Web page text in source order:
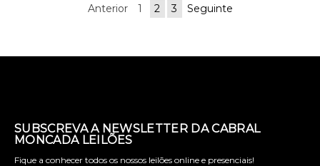
Anterior 1 2 3 Seguinte
SUBSCREVA A NEWSLETTER DA CABRAL
MONCADA LEILÕES
Fique a conhecer todos os nossos leilões online e presenciais!